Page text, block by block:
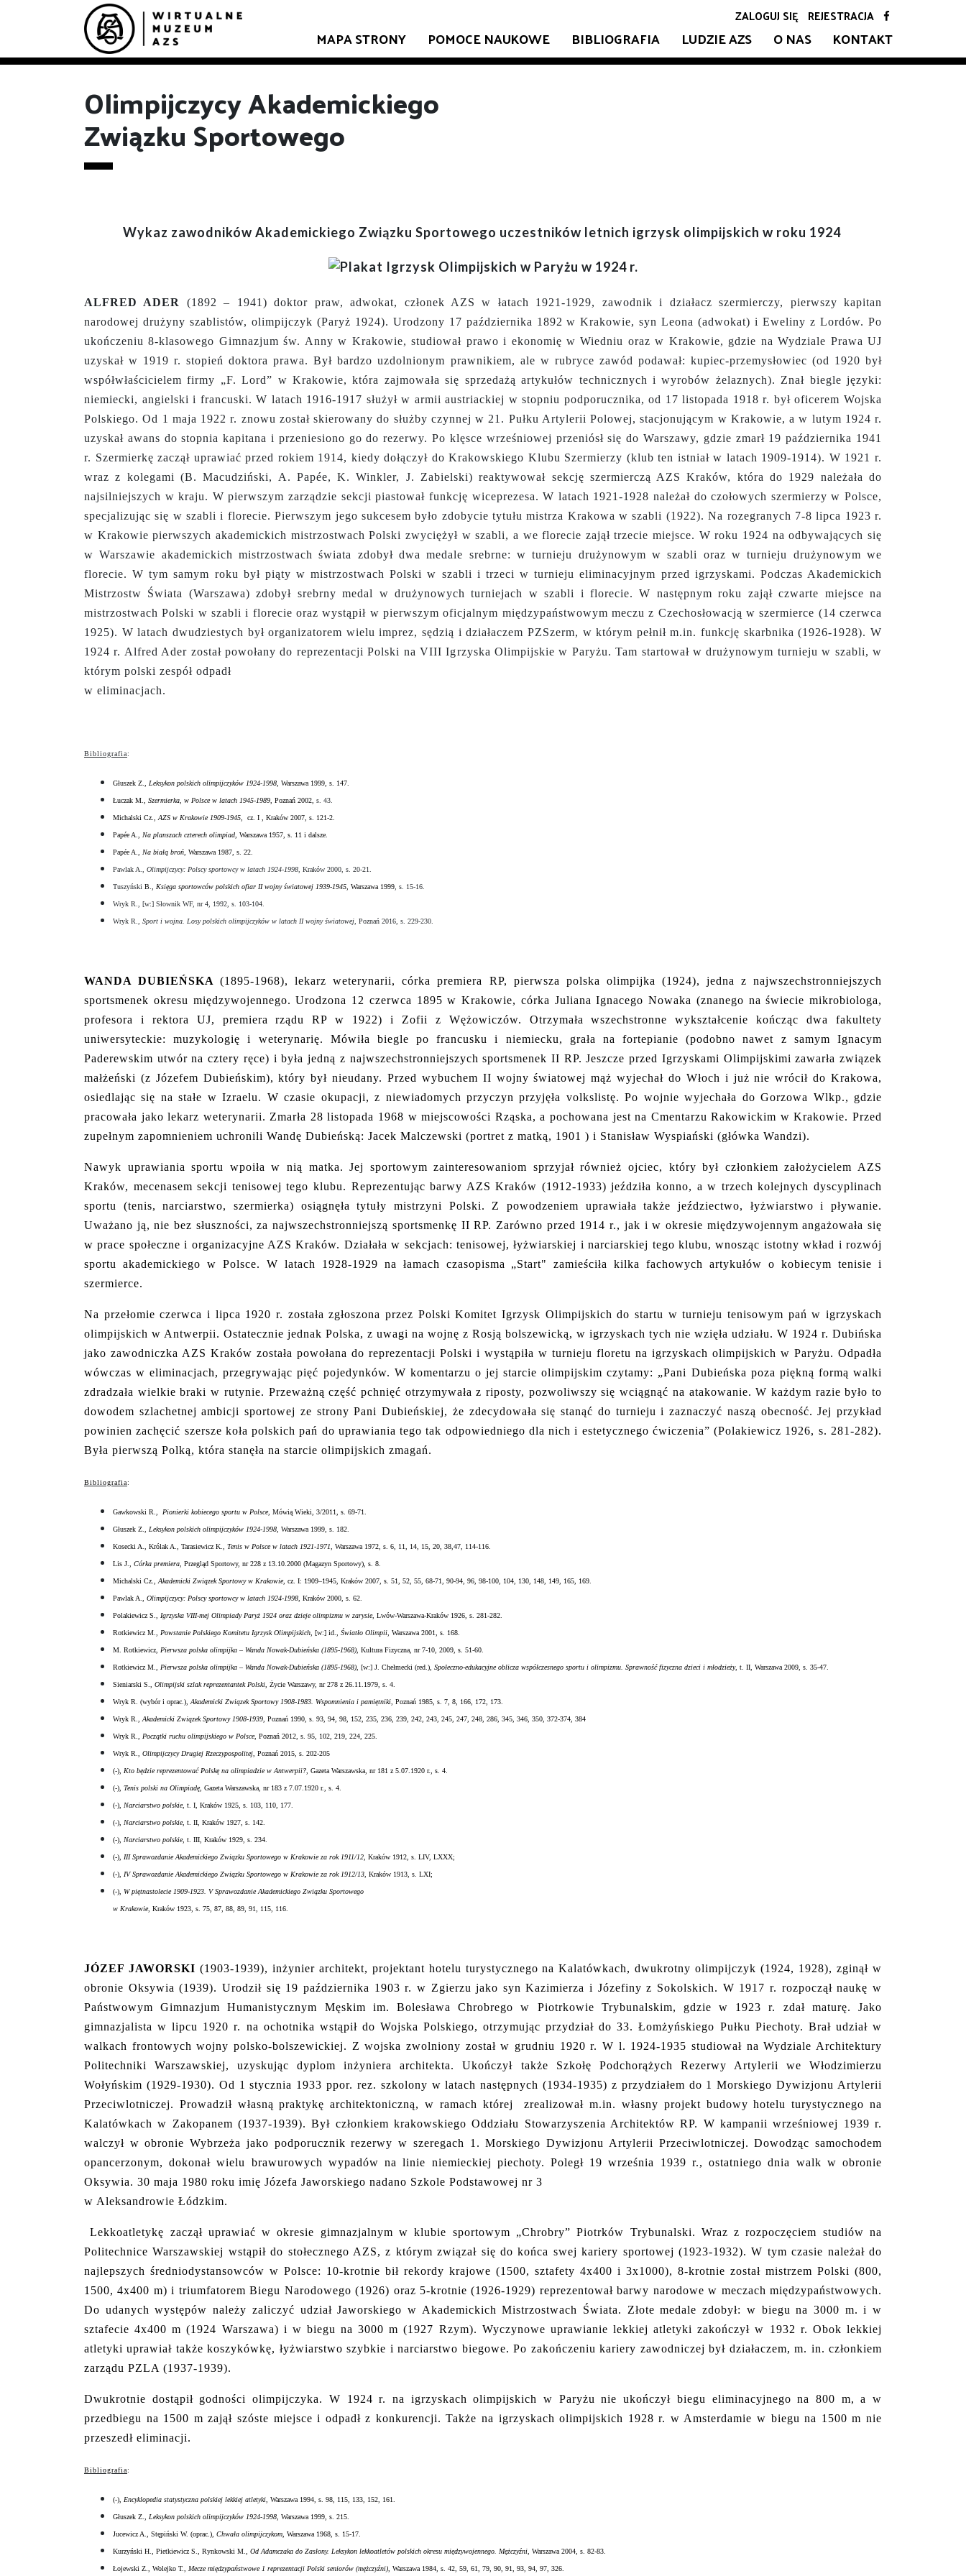
ZALOGUJ SIĘ REJESTRACJA
MAPA STRONY POMOCE NAUKOWE BIBLIOGRAFIA LUDZIE AZS O NAS KONTAKT
Olimpijczycy Akademickiego
Związku Sportowego
Wykaz zawodników Akademickiego Związku Sportowego uczestników letnich igrzysk olimpijskich w roku 1924
ALFRED ADER
(1892 – 1941) doktor praw, adwokat, członek AZS w łatach 1921-1929, zawodnik i działacz szermierczy, pierwszy kapitan
narodowej drużyny szablistów, olimpijczyk (Paryż 1924). Urodzony 17 października 1892 w Krakowie, syn Leona (adwokat) i Eweliny z Lordów. Po
ukończeniu 8-klasowego Gimnazjum św. Anny w Krakowie, studiował prawo i ekonomię w Wiedniu oraz w Krakowie, gdzie na Wydziale Prawa UJ
uzyskał w 1919 r. stopień doktora prawa. Był bardzo uzdolnionym prawnikiem, ale w rubryce zawód podawał: kupiec-przemysłowiec (od 1920 był
współwłaścicielem firmy „F. Lord” w Krakowie, która zajmowała się sprzedażą artykułów technicznych i wyrobów żelaznych). Znał biegle języki:
niemiecki, angielski i francuski. W latach 1916-1917 służył w armii austriackiej w stopniu podporucznika, od 17 listopada 1918 r. był oficerem Wojska
Polskiego. Od 1 maja 1922 r. znowu został skierowany do służby czynnej w 21. Pułku Artylerii Polowej, stacjonującym w Krakowie, a w lutym 1924 r.
uzyskał awans do stopnia kapitana i przeniesiono go do rezerwy. Po klęsce wrześniowej przeniósł się do Warszawy, gdzie zmarł 19 października 1941
r. Szermierkę zaczął uprawiać przed rokiem 1914, kiedy dołączył do Krakowskiego Klubu Szermierzy (klub ten istniał w latach 1909-1914). W 1921 r.
wraz z kolegami (B. Macudziński, A. Papée, K. Winkler, J. Zabielski) reaktywował sekcję szermierczą AZS Kraków, która do 1929 należała do
najsilniejszych w kraju. W pierwszym zarządzie sekcji piastował funkcję wiceprezesa. W latach 1921-1928 należał do czołowych szermierzy w Polsce,
specjalizując się w szabli i florecie. Pierwszym jego sukcesem było zdobycie tytułu mistrza Krakowa w szabli (1922). Na rozegranych 7-8 lipca 1923 r.
w Krakowie pierwszych akademickich mistrzostwach Polski zwyciężył w szabli, a we florecie zajął trzecie miejsce. W roku 1924 na odbywających się
w Warszawie akademickich mistrzostwach świata zdobył dwa medale srebrne: w turnieju drużynowym w szabli oraz w turnieju drużynowym we
florecie. W tym samym roku był piąty w mistrzostwach Polski w szabli i trzeci w turnieju eliminacyjnym przed igrzyskami. Podczas Akademickich
Mistrzostw Świata (Warszawa) zdobył srebrny medal w drużynowych turniejach w szabli i florecie. W następnym roku zajął czwarte miejsce na
mistrzostwach Polski w szabli i florecie oraz wystąpił w pierwszym oficjalnym międzypaństwowym meczu z Czechosłowacją w szermierce (14 czerwca
1925). W latach dwudziestych był organizatorem wielu imprez, sędzią i działaczem PZSzerm, w którym pełnił m.in. funkcję skarbnika (1926-1928). W
1924 r. Alfred Ader został powołany do reprezentacji Polski na VIII Igrzyska Olimpijskie w Paryżu. Tam startował w drużynowym turnieju w szabli, w
którym polski zespół odpadł
w eliminacjach.
Bibliografia:
Głuszek Z., Leksykon polskich olimpijczyków 1924-1998 , Warszawa 1999, s. 147.
Łuczak M., Szermierka, w Polsce w latach 1945-1989 , Poznań 2002, s. 43.
Michalski Cz., AZS w Krakowie 1909-1945 , cz. I , Kraków 2007, s. 121-2.
Papée A., Na planszach czterech olimpiad , Warszawa 1957, s. 11 i dalsze.
Papée A., Na białą broń , Warszawa 1987, s. 22.
Pawlak A., Olimpijczycy: Polscy sportowcy w latach 1924-1998 , Kraków 2000, s. 20-21.
Tuszyński B., Księga sportowców polskich ofiar II wojny światowej 1939-1945 , Warszawa 1999 , s. 15-16.
Wryk R., [w:] Słownik WF, nr 4, 1992, s. 103-104.
Wryk R., Sport i wojna. Losy polskich olimpijczyków w latach II wojny światowej , Poznań 2016, s. 229-230.
WANDA DUBIEŃSKA(1895-1968), lekarz weterynarii, córka premiera RP, pierwsza polska olimpijka (1924), jedna z najwszechstronniejszych
sportsmenek okresu międzywojennego. Urodzona 12 czerwca 1895 w Krakowie, córka Juliana Ignacego Nowaka (znanego na świecie mikrobiologa,
profesora i rektora UJ, premiera rządu RP w 1922) i Zofii z Wężowiczów. Otrzymała wszechstronne wykształcenie kończąc dwa fakultety
uniwersyteckie: muzykologię i weterynarię. Mówiła biegle po francusku i niemiecku, grała na fortepianie (podobno nawet z samym Ignacym
Paderewskim utwór na cztery ręce) i była jedną z najwszechstronniejszych sportsmenek II RP. Jeszcze przed Igrzyskami Olimpijskimi zawarła związek
małżeński (z Józefem Dubieńskim), który był nieudany. Przed wybuchem II wojny światowej mąż wyjechał do Włoch i już nie wrócił do Krakowa,
osiedlając się na stałe w Izraelu. W czasie okupacji, z niewiadomych przyczyn przyjęła volkslistę. Po wojnie wyjechała do Gorzowa Wlkp., gdzie
pracowała jako lekarz weterynarii. Zmarła 28 listopada 1968 w miejscowości Rząska, a pochowana jest na Cmentarzu Rakowickim w Krakowie. Przed
zupełnym zapomnieniem uchronili Wandę Dubieńską: Jacek Malczewski (portret z matką, 1901 ) i Stanisław Wyspiański (główka Wandzi).
Nawyk uprawiania sportu wpoiła w nią matka. Jej sportowym zainteresowaniom sprzyjał również ojciec, który był członkiem założycielem AZS
Kraków, mecenasem sekcji tenisowej tego klubu. Reprezentując barwy AZS Kraków (1912-1933) jeździła konno, a w trzech kolejnych dyscyplinach
sportu (tenis, narciarstwo, szermierka) osiągnęła tytuły mistrzyni Polski. Z powodzeniem uprawiała także jeździectwo, łyżwiarstwo i pływanie.
Uważano ją, nie bez słuszności, za najwszechstronniejszą sportsmenkę II RP. Zarówno przed 1914 r., jak i w okresie międzywojennym angażowała się
w prace społeczne i organizacyjne AZS Kraków. Działała w sekcjach: tenisowej, łyżwiarskiej i narciarskiej tego klubu, wnosząc istotny wkład i rozwój
sportu akademickiego w Polsce. W latach 1928-1929 na łamach czasopisma „Start" zamieściła kilka fachowych artykułów o kobiecym tenisie i
szermierce.
Na przełomie czerwca i lipca 1920 r. została zgłoszona przez Polski Komitet Igrzysk Olimpijskich do startu w turnieju tenisowym pań w igrzyskach
olimpijskich w Antwerpii. Ostatecznie jednak Polska, z uwagi na wojnę z Rosją bolszewicką, w igrzyskach tych nie wzięła udziału. W 1924 r. Dubińska
jako zawodniczka AZS Kraków została powołana do reprezentacji Polski i wystąpiła w turnieju floretu na igrzyskach olimpijskich w Paryżu. Odpadła
wówczas w eliminacjach, przegrywając pięć pojedynków. W komentarzu o jej starcie olimpijskim czytamy: „Pani Dubieńska poza piękną formą walki
zdradzała wielkie braki w rutynie. Przeważną część pchnięć otrzymywała z riposty, pozwoliwszy się wciągnąć na atakowanie. W każdym razie było to
dowodem szlachetnej ambicji sportowej ze strony Pani Dubieńskiej, że zdecydowała się stanąć do turnieju i zaznaczyć naszą obecność. Jej przykład
powinien zachęcić szersze koła polskich pań do uprawiania tego tak odpowiedniego dla nich i estetycznego ćwiczenia” (Polakiewicz 1926, s. 281-282).
Była pierwszą Polką, która stanęła na starcie olimpijskich zmagań.
Bibliografia:
Gawkowski R., Pionierki kobiecego sportu w Polsce, Mówią Wieki, 3/2011, s. 69-71.
Głuszek Z., Leksykon polskich olimpijczyków 1924-1998 , Warszawa 1999, s. 182.
Kosecki A., Królak A., Tarasiewicz K., Tenis w Polsce w latach 1921-1971 , Warszawa 1972, s. 6, 11, 14, 15, 20, 38,47, 114-116.
Lis J., Córka premiera , Przegląd Sportowy, nr 228 z 13.10.2000 (Magazyn Sportowy), s. 8.
Michalski Cz., Akademicki Związek Sportowy w Krakowie, cz. I: 1909–1945, Kraków 2007, s. 51, 52, 55, 68-71, 90-94, 96, 98-100, 104, 130, 148, 149, 165, 169.
Pawlak A., Olimpijczycy: Polscy sportowcy w latach 1924-1998 , Kraków 2000, s. 62.
Polakiewicz S., Igrzyska VIII-mej Olimpiady Paryż 1924 oraz dzieje olimpizmu w zarysie, Lwów-Warszawa-Kraków 1926, s. 281-282.
Rotkiewicz M., Powstanie Polskiego Komitetu Igrzysk Olimpijskich , [w:] id., Światło Olimpii , Warszawa 2001, s. 168.
M. Rotkiewicz, Pierwsza polska olimpijka – Wanda Nowak-Dubieńska (1895-1968) , Kultura Fizyczna, nr 7-10, 2009, s. 51-60.
Rotkiewicz M., Pierwsza polska olimpijka – Wanda Nowak-Dubieńska (1895-1968) , [w:] J. Chełmecki (red.), Społeczno-edukacyjne oblicza współczesnego sportu i olimpizmu. Sprawność fizyczna dzieci i młodzieży, t. II, Warszawa 2009, s. 35-47.
Sieniarski S., Olimpijski szlak reprezentantek Polski , Życie Warszawy, nr 278 z 26.11.1979, s. 4.
Wryk R. (wybór i oprac.), Akademicki Związek Sportowy 1908-1983. Wspomnienia i pamiętniki , Poznań 1985, s. 7, 8, 166, 172, 173.
Wryk R., Akademicki Związek Sportowy 1908-1939 , Poznań 1990, s. 93, 94, 98, 152, 235, 236, 239, 242, 243, 245, 247, 248, 286, 345, 346, 350, 372-374, 384
Wryk R., Początki ruchu olimpijskiego w Polsce, Poznań 2012, s. 95, 102, 219, 224, 225.
Wryk R., Olimpijczycy Drugiej Rzeczypospolitej , Poznań 2015, s. 202-205
(-), Kto będzie reprezentować Polskę na olimpiadzie w Antwerpii? , Gazeta Warszawska, nr 181 z 5.07.1920 r., s. 4.
(-), Tenis polski na Olimpiadę, Gazeta Warszawska, nr 183 z 7.07.1920 r., s. 4.
(-), Narciarstwo polskie, t. I, Kraków 1925, s. 103, 110, 177.
(-), Narciarstwo polskie, t. II, Kraków 1927, s. 142.
(-), Narciarstwo polskie, t. III, Kraków 1929, s. 234.
(-), III Sprawozdanie Akademickiego Związku Sportowego w Krakowie za rok 1911/12 , Kraków 1912, s. LIV, LXXX;
(-), IV Sprawozdanie Akademickiego Związku Sportowego w Krakowie za rok 1912/13 , Kraków 1913, s. LXI;
(-), W piętnastolecie 1909-1923. V Sprawozdanie Akademickiego Związku Sportowego
w Krakowie, Kraków 1923, s. 75, 87, 88, 89, 91, 115, 116.
JÓZEF JAWORSKI (1903-1939), inżynier architekt, projektant hotelu turystycznego na Kalatówkach, dwukrotny olimpijczyk (1924, 1928), zginął w
obronie Oksywia (1939). Urodził się 19 października 1903 r. w Zgierzu jako syn Kazimierza i Józefiny z Sokolskich. W 1917 r. rozpoczął naukę w
Państwowym Gimnazjum Humanistycznym Męskim im. Bolesława Chrobrego w Piotrkowie Trybunalskim, gdzie w 1923 r. zdał maturę. Jako
gimnazjalista w lipcu 1920 r. na ochotnika wstąpił do Wojska Polskiego, otrzymując przydział do 33. Łomżyńskiego Pułku Piechoty. Brał udział w
walkach frontowych wojny polsko-bolszewickiej. Z wojska zwolniony został w grudniu 1920 r. W l. 1924-1935 studiował na Wydziale Architektury
Politechniki Warszawskiej, uzyskując dyplom inżyniera architekta. Ukończył także Szkołę Podchorążych Rezerwy Artylerii we Włodzimierzu
Wołyńskim (1929-1930). Od 1 stycznia 1933 ppor. rez. szkolony w latach następnych (1934-1935) z przydziałem do 1 Morskiego Dywizjonu Artylerii
Przeciwlotniczej. Prowadził własną praktykę architektoniczną, w ramach której zrealizował m.in. własny projekt budowy hotelu turystycznego na
Kalatówkach w Zakopanem (1937-1939). Był członkiem krakowskiego Oddziału Stowarzyszenia Architektów RP. W kampanii wrześniowej 1939 r.
walczył w obronie Wybrzeża jako podporucznik rezerwy w szeregach 1. Morskiego Dywizjonu Artylerii Przeciwlotniczej. Dowodząc samochodem
opancerzonym, dokonał wielu brawurowych wypadów na linie niemieckiej piechoty. Poległ 19 września 1939 r., ostatniego dnia walk w obronie
Oksywia. 30 maja 1980 roku imię Józefa Jaworskiego nadano Szkole Podstawowej nr 3
w Aleksandrowie Łódzkim.
Lekkoatletykę zaczął uprawiać w okresie gimnazjalnym w klubie sportowym „Chrobry” Piotrków Trybunalski. Wraz z rozpoczęciem studiów na
Politechnice Warszawskiej wstąpił do stołecznego AZS, z którym związał się do końca swej kariery sportowej (1923-1932). W tym czasie należał do
najlepszych średniodystansowców w Polsce: 10-krotnie bił rekordy krajowe (1500, sztafety 4x400 i 3x1000), 8-krotnie został mistrzem Polski (800,
1500, 4x400 m) i triumfatorem Biegu Narodowego (1926) oraz 5-krotnie (1926-1929) reprezentował barwy narodowe w meczach międzypaństwowych.
Do udanych występów należy zaliczyć udział Jaworskiego w Akademickich Mistrzostwach Świata. Złote medale zdobył: w biegu na 3000 m. i w
sztafecie 4x400 m (1924 Warszawa) i w biegu na 3000 m (1927 Rzym). Wyczynowe uprawianie lekkiej atletyki zakończył w 1932 r. Obok lekkiej
atletyki uprawiał także koszykówkę, łyżwiarstwo szybkie i narciarstwo biegowe. Po zakończeniu kariery zawodniczej był działaczem, m. in. członkiem
zarządu PZLA (1937-1939).
Dwukrotnie dostąpił godności olimpijczyka. W 1924 r. na igrzyskach olimpijskich w Paryżu nie ukończył biegu eliminacyjnego na 800 m, a w
przedbiegu na 1500 m zajął szóste miejsce i odpadł z konkurencji. Także na igrzyskach olimpijskich 1928 r. w Amsterdamie w biegu na 1500 m nie
przeszedł eliminacji.
Bibliografia:
(-), Encyklopedia statystyczna polskiej lekkiej atletyki , Warszawa 1994, s. 98, 115, 133, 152, 161.
Głuszek Z., Leksykon polskich olimpijczyków 1924-1998 , Warszawa 1999, s. 215.
Jucewicz A., Stępiński W. (oprac.), Chwała olimpijczykom , Warszawa 1968, s. 15-17.
Kurzyński H., Pietkiewicz S., Rynkowski M., Od Adamczaka do Zasłony. Leksykon lekkoatletów polskich okresu międzywojennego. Mężczyźni , Warszawa 2004, s. 82-83.
Łojewski Z., Wolejko T., Mecze międzypaństwowe 1 reprezentacji Polski seniorów (mężczyźni) , Warszawa 1984, s. 42, 59, 61, 79, 90, 91, 93, 94, 97, 326.